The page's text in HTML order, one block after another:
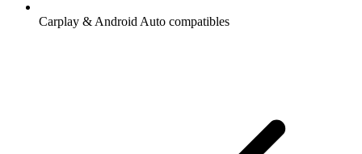
Carplay & Android Auto compatibles